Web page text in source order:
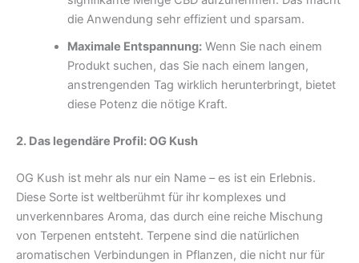
die Anwendung sehr effizient und sparsam.
Maximale Entspannung:Wenn Sie nach einem
Produkt suchen, das Sie nach einem langen,
anstrengenden Tag wirklich herunterbringt, bietet
diese Potenz die nötige Kraft.
2. Das legendäre Profil: OG Kush
OG Kush ist mehr als nur ein Name – es ist ein Erlebnis.
Diese Sorte ist weltberühmt für ihr komplexes und
unverkennbares Aroma, das durch eine reiche Mischung
von Terpenen entsteht. Terpene sind die natürlichen
aromatischen Verbindungen in Pflanzen, die nicht nur für